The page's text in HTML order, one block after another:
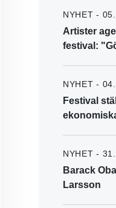
NYHET -
Artister
festival:
NYHET -
Festival
NYHET -
Barack
Larsson